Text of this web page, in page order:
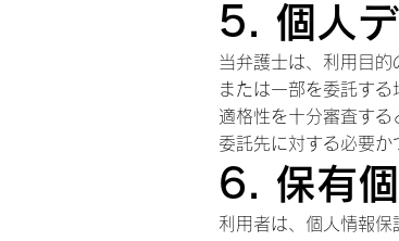
5. 個人
当弁護士は、利用目
または一部を委託す
適格性を十分審査する
委託先に対する必要か
6. 保有
利用者は、個人情報